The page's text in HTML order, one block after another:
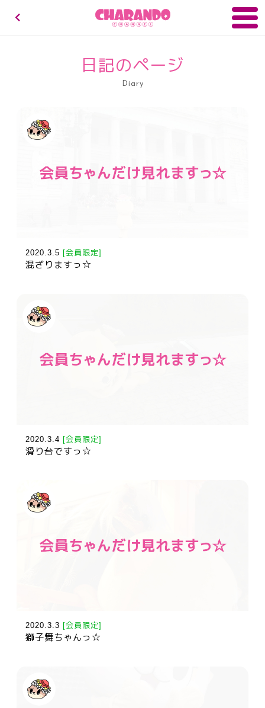
キャランドゥチャンネル
日記のページ
Diary
2020.3.5 [会員限定]
混ざりますっ☆
2020.3.4 [会員限定]
滑り台ですっ☆
2020.3.3 [会員限定]
獅子舞ちゃんっ☆